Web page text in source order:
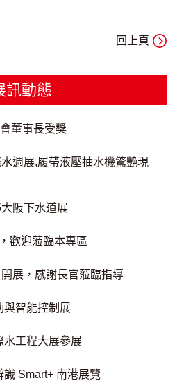
回上頁
訊動態
董事長受獎
週展,履帶液壓抽水機驚艷現
阪下水道展
歡迎蒞臨本專區
展，感謝長官蒞臨指導
與智能控制展
水工程大展參展
Smart+ 南港展覽